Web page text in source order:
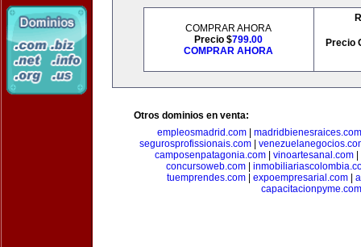
COMPRAR AHORA
Precio $799.00
COMPRAR AHORA
Precio
Otros dominios en venta:
empleosmadrid.com
madridbienesraices.com
segurosprofissionais.com
camposenpatagonia.com| vinoartesanal.com|
concursoweb.com
tuemprendes.com
expoempresarial.com
capacitacionpyme.com